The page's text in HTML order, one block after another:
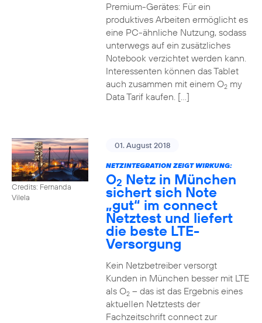
Premium-Gerätes: Für ein
produktives Arbeiten ermöglicht es
eine PC-ähnliche Nutzung, sodass
unterwegs auf ein zusätzliches
Notebook verzichtet werden kann.
Interessenten können das Tablet
auch zusammen mit einem O2my
Data Tarif kaufen. […]
Credits: Fernanda
Vilela
01. August 2018
NETZINTEGRATION ZEIGT WIRKUNG:
O2 Netz in München
sichert sich Note
„gut“ im connect
Netztest und liefert
die beste LTE-
Versorgung
Kein Netzbetreiber versorgt
Kunden in München besser mit LTE
als O2– das ist das Ergebnis eines
aktuellen Netztests der
Fachzeitschrift connect zur